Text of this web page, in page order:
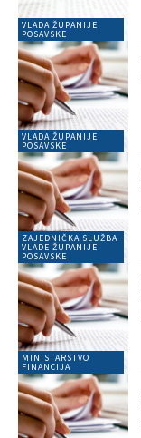
VLADA ŽUPANIJE
POSAVSKE
VLADA ŽUPANIJE
POSAVSKE
ZAJEDNIČKA SLUŽBA
VLADE ŽUPANIJE
POSAVSKE
MINISTARSTVO
FINANCIJA